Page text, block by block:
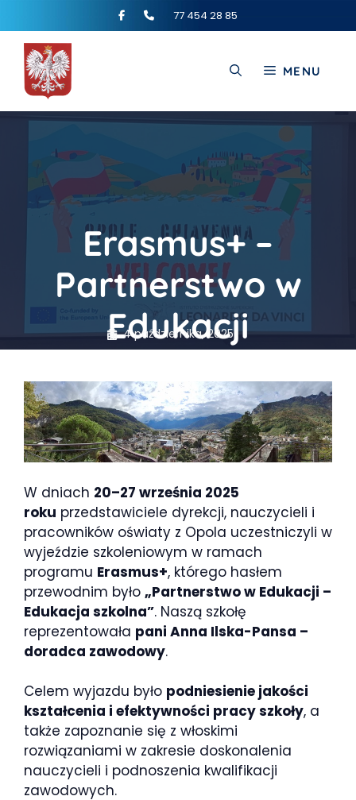
77 454 28 85
MENU
Erasmus+ –
Partnerstwo w
Edukacji
4 października, 2025
W dniach 20–27 września 2025
roku przedstawiciele dyrekcji, nauczycieli i
pracowników oświaty z Opola uczestniczyli w
wyjeździe szkoleniowym w ramach
programu Erasmus+, którego hasłem
przewodnim było „Partnerstwo w Edukacji –
Edukacja szkolna”. Naszą szkołę
reprezentowała pani Anna Ilska-Pansa –
doradca zawodowy.
Celem wyjazdu było podniesienie jakości
kształcenia i efektywności pracy szkoły, a
także zapoznanie się z włoskimi
rozwiązaniami w zakresie doskonalenia
nauczycieli i podnoszenia kwalifikacji
zawodowych.